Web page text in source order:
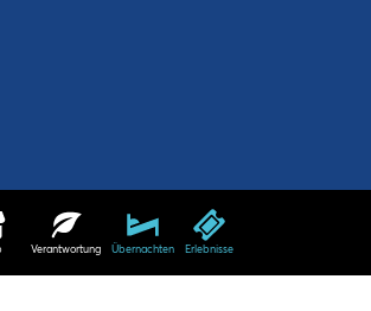
Verantwortung Übernachten Erlebnisse